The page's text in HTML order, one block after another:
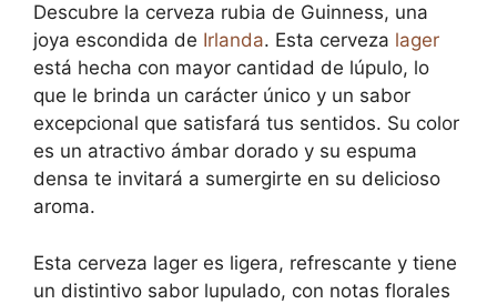
Descubre la cerveza rubia de Guinness, una
joya escondida de Irlanda. Esta cerveza lager
está hecha con mayor cantidad de lúpulo, lo
que le brinda un carácter único y un sabor
excepcional que satisfará tus sentidos. Su color
es un atractivo ámbar dorado y su espuma
densa te invitará a sumergirte en su delicioso
aroma.
Esta cerveza lager es ligera, refrescante y tiene
un distintivo sabor lupulado, con notas florales